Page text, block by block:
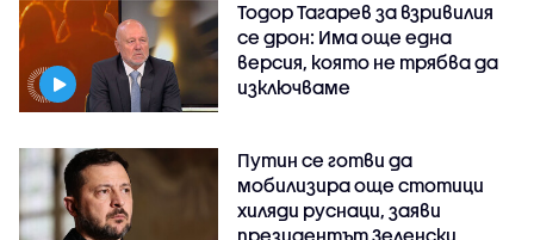
Тодор Тагарев за взривилия
се дрон: Има още една
версия, която не трябва да
изключваме
Путин се готви да
мобилизира още стотици
хиляди руснаци, заяви
президентът Зеленски